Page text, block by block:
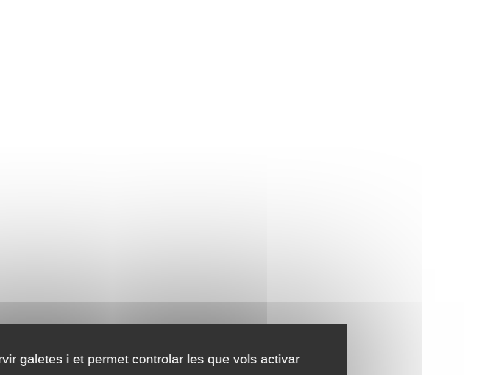
galetes i et permet controlar les que vols activar